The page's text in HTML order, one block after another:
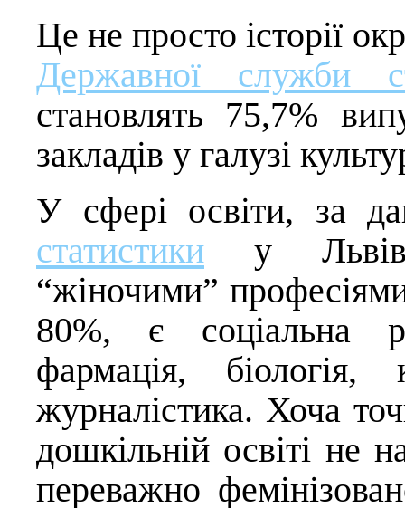
Це не просто історії
Державної служби
становлять 75,7%
закладів у галузі
У сфері освіти, за
статистики у
“жіночими”
80%, є соціальна
фармація,
журналістика. Хоча
дошкільній освіті не
переважно